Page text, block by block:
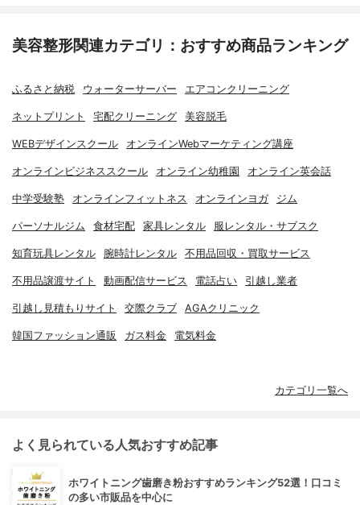
美容整形関連カテゴリ：おすすめ商品ランキング
ふるさと納税 ウォーターサーバー エアコンクリーニング
ネットプリント 宅配クリーニング 美容脱毛
WEBデザインスクール オンラインWebマーケティング講座
オンラインビジネススクール オンライン幼稚園 オンライン英会話
中学受験塾 オンラインフィットネス オンラインヨガ ジム
パーソナルジム 食材宅配 家具レンタル 服レンタル・サブスク
知育玩具レンタル 腕時計レンタル 不用品回収・買取サービス
不用品譲渡サイト 動画配信サービス 電話占い 引越し業者
引越し見積もりサイト 交際クラブ AGAクリニック
韓国ファッション通販 ガス料金 電気料金
カテゴリ一覧へ
よく見られている人気おすすめ記事
ホワイトニング歯磨き粉おすすめランキング52選！口コミ
の多い市販品を中心に